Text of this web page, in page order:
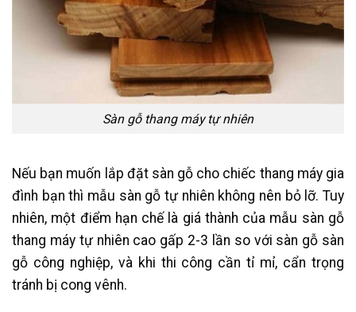
Sàn gỗ thang máy tự nhiên
Nếu bạn muốn lắp đặt sàn gỗ cho chiếc thang máy gia
đình bạn thì mẫu sàn gỗ tự nhiên không nên bỏ lỡ. Tuy
nhiên, một điểm hạn chế là giá thành của mẫu sàn gỗ
thang máy tự nhiên cao gấp 2-3 lần so với sàn gỗ sàn
gỗ công nghiệp, và khi thi công cần tỉ mỉ, cẩn trọng
tránh bị cong vênh.